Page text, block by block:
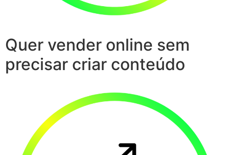
Quer vender online sem
precisar criar conteúdo